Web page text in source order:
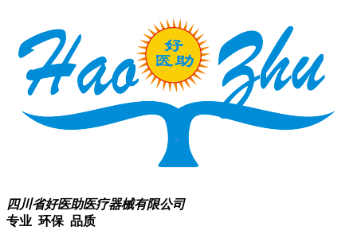
四川省好医助医疗器械有限公司
专业 环保 品质